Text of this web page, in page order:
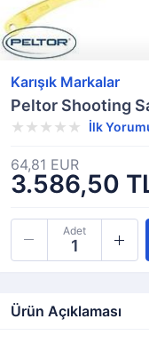
Karışık Markalar
Peltor Shooting
İlk
3.586,50
64,81 EUR
Adet
Ürün Açıklaması